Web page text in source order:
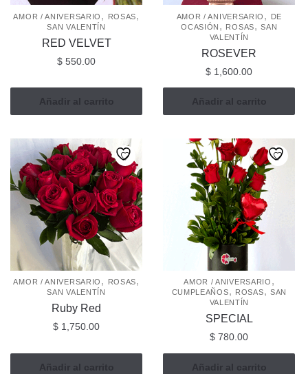
la
página
de
AMOR / ANIVERSARIO , ROSAS,
SAN VALENTÍN
RED VELVET
$ 550.00
Añadir al carrito
AMOR / ANIVERSARIO ,
DE
OCASIÓN , ROSAS,SAN
VALENTÍN
ROSEVER
$ 1,600.00
Añadir al carrito
AMOR / ANIVERSARIO , ROSAS,
SAN VALENTÍN
Ruby Red
$ 1,750.00
Añadir al carrito
AMOR / ANIVERSARIO ,
CUMPLEAÑOS, ROSAS, SAN
VALENTÍN
SPECIAL
$ 780.00
Añadir al carrito